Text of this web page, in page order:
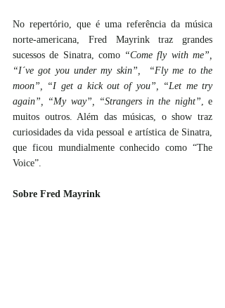
No repertório, que é uma referência da música
norte-americana, Fred Mayrink traz grandes
sucessos de Sinatra, como “Come fly with me”,
“I´ve got you under my skin”,  “Fly me to the
moon”, “I get a kick out of you”, “Let me try
again”, “My way”, “Strangers in the night”, e
muitos outros. Além das músicas, o show traz
curiosidades da vida pessoal e artística de Sinatra,
que ficou mundialmente conhecido como “The
Voice”.
Sobre Fred Mayrink